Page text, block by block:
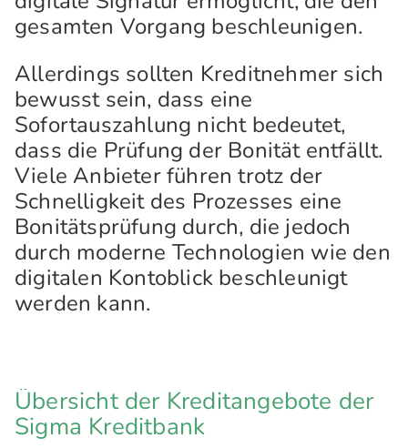
gesamten Vorgang beschleunigen.
Allerdings sollten Kreditnehmer sich
bewusst sein, dass eine
Sofortauszahlung nicht bedeutet,
dass die Prüfung der Bonität entfällt.
Viele Anbieter führen trotz der
Schnelligkeit des Prozesses eine
Bonitätsprüfung durch, die jedoch
durch moderne Technologien wie den
digitalen Kontoblick beschleunigt
werden kann.
Übersicht der Kreditangebote der
Sigma Kreditbank